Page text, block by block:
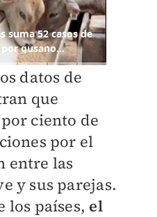
datos de
que
ciento de
por el
entre las
y sus parejas.
los países, el